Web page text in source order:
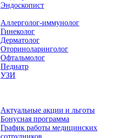
Эндоскопист
Аллерголог-иммунолог
Гинеколог
Дерматолог
Оториноларинголог
Офтальмолог
Педиатр
УЗИ
Актуальные акции и льготы
Бонусная программа
График работы медицинских
сотрудников